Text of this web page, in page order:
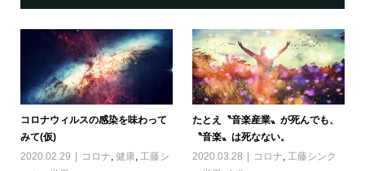
コロナウィルスの感染を味わって
みて(仮)
2020.02.29
コロナ, 健康, 工藤シ
たとえ〝音楽産業〟が死んでも、
〝音楽〟は死なない。
2020.03.28
コロナ,工藤シンク